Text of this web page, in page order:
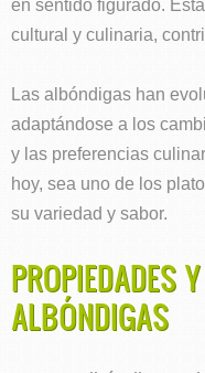
en sentido figurado.
cultural y culinaria,
Las albóndigas han
adaptándose a los
y las preferencias
hoy, sea uno de los
su variedad y sabor.
PROPIEDADES
ALBÓNDIGAS